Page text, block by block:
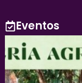
Eventos